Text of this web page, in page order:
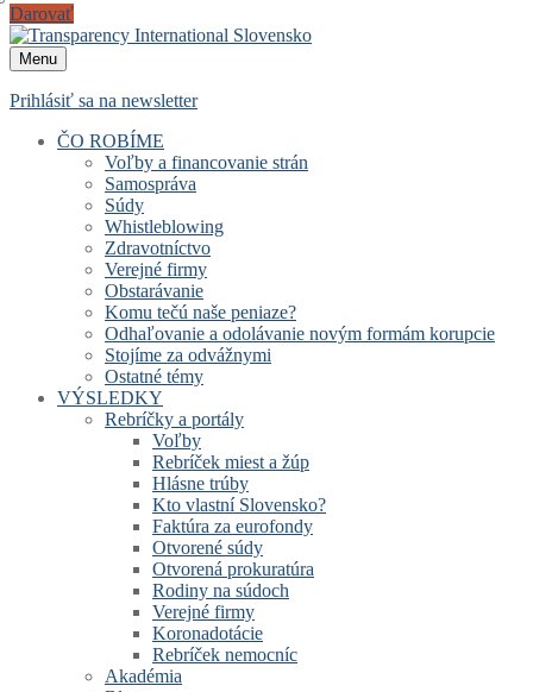
Darovať
Menu
Prihlásiť sa na newsletter
ČO ROBÍME
Voľby a financovanie strán
Samospráva
Súdy
Whistleblowing
Zdravotníctvo
Verejné firmy
Obstarávanie
Komu tečú naše peniaze?
Odhaľovanie a odolávanie novým formám korupcie
Stojíme za odvážnymi
Ostatné témy
VÝSLEDKY
Rebríčky a portály
Voľby
Rebríček miest a žúp
Hlásne trúby
Kto vlastní Slovensko?
Faktúra za eurofondy
Otvorené súdy
Otvorená prokuratúra
Rodiny na súdoch
Verejné firmy
Koronadotácie
Rebríček nemocníc
Akadémia